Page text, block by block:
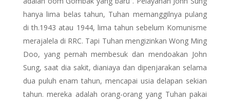
hanya lima belas tahun, Tuhan memanggilnya pulang
di th.1943 atau 1944, lima tahun sebelum Komunisme
merajalela di RRC. Tapi Tuhan mengizinkan Wong Ming
Doo, yang pernah membesuk dan mendoakan John
Sung, saat dia sakit, dianiaya dan dipenjarakan selama
dua puluh enam tahun, mencapai usia delapan sekian
tahun. mereka adalah orang-orang yang Tuhan pakai